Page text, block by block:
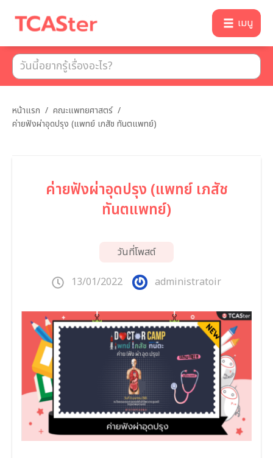
เมนู
หน้าแรก / คณะแพทยศาสตร์ /
ค่ายฟังผ่าอุดปรุง (แพทย์ เภสัช ทันตแพทย์)
ค่ายฟังผ่าอุดปรุง (แพทย์ เภสัช
ทันตแพทย์)
วันที่โพสต์
13/01/2022 administratoir